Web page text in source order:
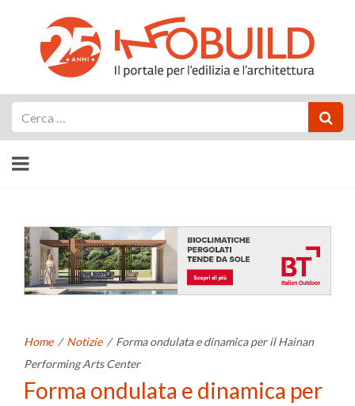
Home / Notizie / Forma ondulata e dinamica per il Hainan
Performing Arts Center
Forma ondulata e dinamica per